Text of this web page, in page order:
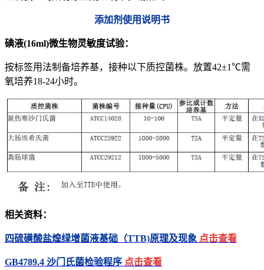
添加剂使用说明书
碘液(16ml)微生物灵敏度试验：
按标签用法制备培养基，接种以下质控菌株。放置42±1℃需
氧培养18-24小时。
相关资料：
四硫磺酸盐煌绿增菌液基础（TTB)原理及现象 点击查看
GB4789.4 沙门氏菌检验程序 点击查看